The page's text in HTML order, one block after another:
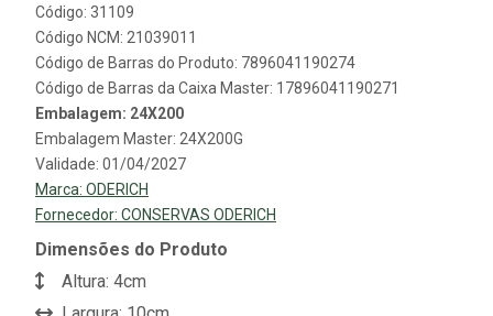
Código: 31109
Código NCM: 21039011
Código de Barras do Produto: 7896041190274
Código de Barras da Caixa Master: 17896041190271
Embalagem: 24X200
Embalagem Master: 24X200G
Validade: 01/04/2027
Marca: ODERICH
Fornecedor: CONSERVAS ODERICH
Dimensões do Produto
Altura: 4cm